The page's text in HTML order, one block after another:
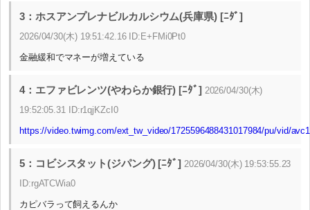
3：ホスアンプレナビルカルシウム(兵庫県) [ﾆﾀﾞ]
2026/04/30(木) 19:51:42.16 ID:E+FMi0Pt0
金融緩和でマネーが増えている
4：エファビレンツ(やわらか銀行) [ﾆﾀﾞ] 2026/04/30(木)
19:52:05.31 ID:r1qjKZcI0
https://video.twimg.com/ext_tw_video/1725596488431017984/pu/vid/
5：コビシスタット(ジパング) [ﾆﾀﾞ] 2026/04/30(木) 19:53:55.23
ID:rgATCWia0
カピバラって飼えるんか